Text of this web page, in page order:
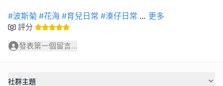
#波斯菊 #花海 #育兒日常 #湊仔日常 ... 更多
評分
發表第一個留言...
社群主題